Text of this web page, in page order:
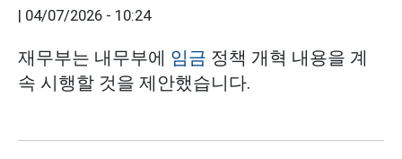
04/07/2026 - 10:24
재무부는 내무부에 임금 정책 개혁 내용을 계
속 시행할 것을 제안했습니다.